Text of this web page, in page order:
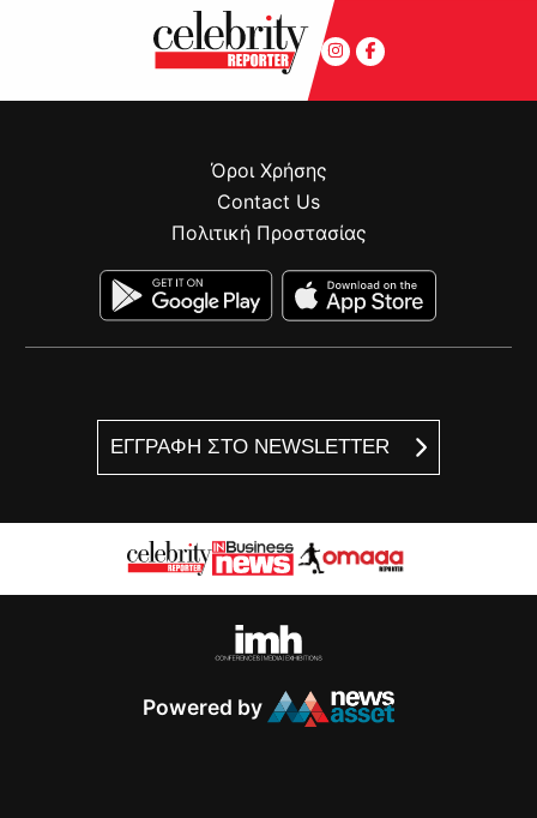
ΕΓΓΡΑΦΗ ΣΤΟ NEWSLETTER
Όροι Χρήσης
Contact Us
Πολιτική Προστασίας
Powered by